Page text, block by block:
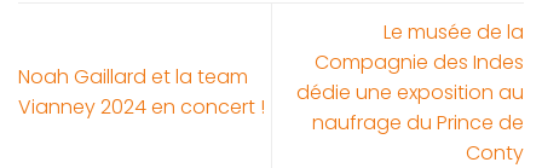
Noah Gaillard et la team
Vianney 2024 en concert !
Le musée de la
Compagnie des Indes
dédie une exposition au
naufrage du Prince de
Conty